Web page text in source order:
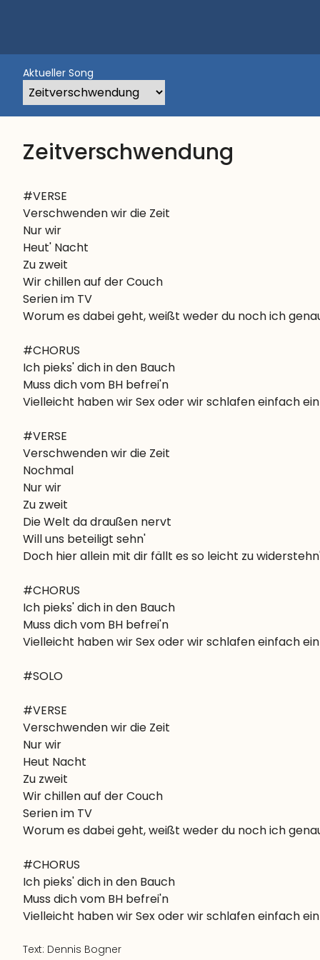
Aktueller Song
Zeitverschwendung
#VERSE
Verschwenden wir die Zeit
Nur wir
Heut' Nacht
Zu zweit
Wir chillen auf der Couch
Serien im TV
Worum es dabei geht, weißt weder du noch ich
#CHORUS
Ich pieks' dich in den Bauch
Muss dich vom BH befrei'n
Vielleicht haben wir Sex oder wir schlafen einfach ein
#VERSE
Verschwenden wir die Zeit
Nochmal
Nur wir
Zu zweit
Die Welt da draußen nervt
Will uns beteiligt sehn'
Doch hier allein mit dir fällt es so leicht zu
#CHORUS
Ich pieks' dich in den Bauch
Muss dich vom BH befrei'n
Vielleicht haben wir Sex oder wir schlafen einfach ein
#SOLO
#VERSE
Verschwenden wir die Zeit
Nur wir
Heut Nacht
Zu zweit
Wir chillen auf der Couch
Serien im TV
Worum es dabei geht, weißt weder du noch ich
#CHORUS
Ich pieks' dich in den Bauch
Muss dich vom BH befrei'n
Text: Dennis Bogner